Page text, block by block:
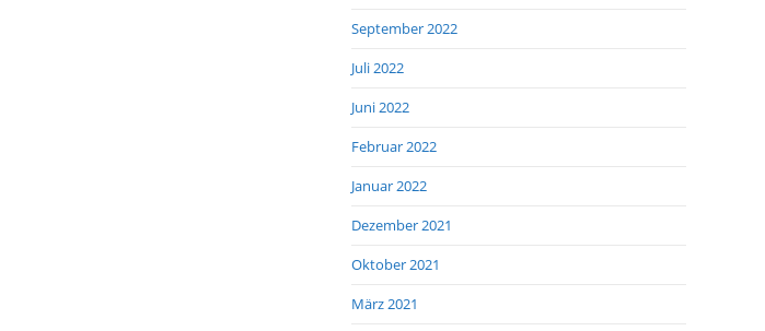
September 2022
Juli 2022
Juni 2022
Februar 2022
Januar 2022
Dezember 2021
Oktober 2021
März 2021